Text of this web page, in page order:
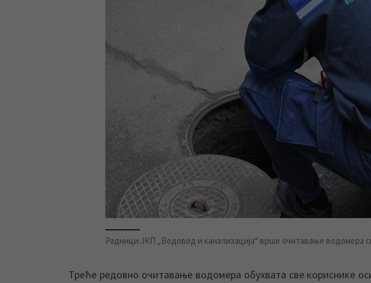
Радници ЈКП „Водовод и канализација“ врше очитавање водомера
Треће редовно очитавање водомера обухвата све кориснике